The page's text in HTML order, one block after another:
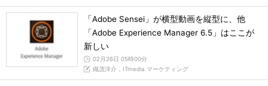
「Adobe Sensei」が横型動画を縦型に、他
「Adobe Experience Manager 6.5」はここが
新しい
02月26日 05時00分
織茂洋介，ITmedia マーケティング